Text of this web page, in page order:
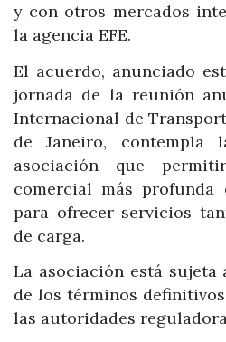
y con otros mercados
la agencia EFE.
El acuerdo, anunciado
jornada de la reunión
Internacional de
de Janeiro, contempla
asociación que
comercial más profunda
para ofrecer servicios
de carga.
La asociación está
de los términos
las autoridades